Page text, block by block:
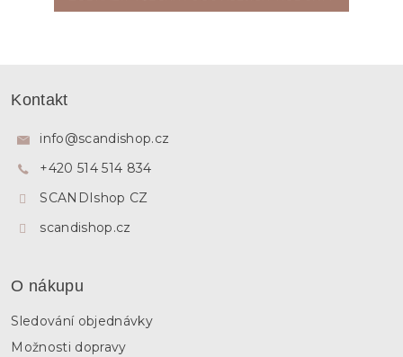
Kontakt
info@scandishop.cz
+420 514 514 834
SCANDIshop CZ
scandishop.cz
O nákupu
Sledování objednávky
Možnosti dopravy